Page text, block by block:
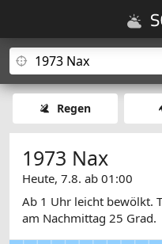
Regen
1973 Nax
Heute, 7.8. ab 01:00
Ab 1 Uhr leicht bewölkt.
am Nachmittag 25 Grad.